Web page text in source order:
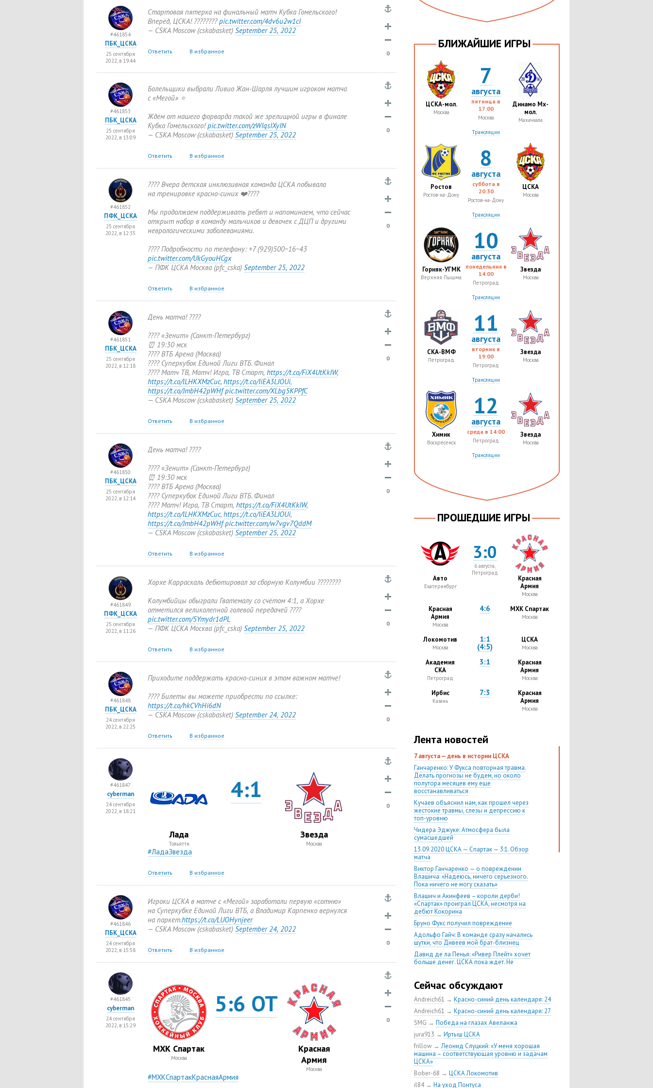
Стартовая пятерка на финальный матч Кубка Гомельского!
Вперёд, ЦСКА! ????????pic.twitter.com/4dv6u2w1cI
— CSKA Moscow (cskabasket) September 25, 2022
Ответить В избранное
#461854
ПБК_ЦСКА
25 сентября
2022, в 19:44
0
Болельщики выбрали Ливио Жан-Шарля лучшим игроком матча
с «Мегой» ⭐️
Ждём от нашего форварда такой же зрелищной игры в финале
Кубка Гомельского!pic.twitter.com/zWIqsIXyIN
— CSKA Moscow (cskabasket) September 25, 2022
Ответить В избранное
#461853
ПБК_ЦСКА
25 сентября
2022, в 13:09
0
???? Вчера детская инклюзивная команда ЦСКА побывала
на тренировке красно-синих ❤️????
Мы продолжаем поддерживать ребят и напоминаем, что сейчас
открыт набор в команду мальчиков и девочек с ДЦП и другими
неврологическими заболеваниями.
???? Подробности по телефону: +7 (929)500−16−43
pic.twitter.com/UkGyouHCgx
— ПФК ЦСКА Москва (pfc_cska) September 25, 2022
Ответить В избранное
#461852
ПФК_ЦСКА
25 сентября
2022, в 12:35
0
День матча! ????
???? «Зенит» (Санкт-Петербург)
⏰ 19:30 мск
???? ВТБ Арена (Москва)
???? Суперкубок Единой Лиги ВТБ. Финал
???? Матч ТВ, Матч! Игра, ТВ Старт, https://t.co/FiX4UtKkIW,
https://t.co/lLHKXMzCuc, https://t.co/IiEA3LJOUi,
https://t.co/JmbH42pWHf pic.twitter.com/XLbg5KPPfC
— CSKA Moscow (cskabasket) September 25, 2022
Ответить В избранное
#461851
ПБК_ЦСКА
25 сентября
2022, в 12:18
0
День матча! ????
???? «Зенит» (Санкт-Петербург)
⏰ 19:30 мск
???? ВТБ Арена (Москва)
???? Суперкубок Единой Лиги ВТБ. Финал
???? Матч! Игра, ТВ Старт, https://t.co/FiX4UtKkIW,
https://t.co/lLHKXMzCuc, https://t.co/IiEA3LJOUi,
https://t.co/JmbH42pWHf pic.twitter.com/w7vgv7QddM
— CSKA Moscow (cskabasket) September 25, 2022
Ответить В избранное
#461850
ПБК_ЦСКА
25 сентября
2022, в 12:14
0
Хорхе Карраскаль дебютировал за сборную Колумбии ????????
Колумбийцы обыграли Гватемалу со счётом 4:1, а Хорхе
отметился великолепной голевой передачей ????
pic.twitter.com/5Ymydr1dPL
— ПФК ЦСКА Москва (pfc_cska) September 25, 2022
Ответить В избранное
#461849
ПФК_ЦСКА
25 сентября
2022, в 11:26
0
Приходите поддержать красно-синих в этом важном матче!
???? Билеты вы можете приобрести по ссылке:
https://t.co/hkCVhHi6dN
— CSKA Moscow (cskabasket) September 24, 2022
Ответить В избранное
#461848
ПБК_ЦСКА
24 сентября
2022, в 22:25
0
Лада
Тольятти
4:1
Звезда
Москва
#ЛадаЗвезда
Ответить В избранное
#461847
cyberman
24 сентября
2022, в 18:21
0
Игроки ЦСКА в матче с «Мегой» заработали первую «сотню»
на Суперкубке Единой Лиги ВТБ, а Владимир Карпенко вернулся
на паркет.https://t.co/LUOHynjeer
— CSKA Moscow (cskabasket) September 24, 2022
Ответить В избранное
#461846
ПБК_ЦСКА
24 сентября
2022, в 15:58
0
МХК Спартак
Москва
5:6 ОТ
Красная
Армия
Москва
#МХКСпартакКраснаяАрмия
#461845
cyberman
24 сентября
2022, в 15:29
0
БЛИЖАЙШИЕ ИГРЫ
ЦСКА-мол.
Москва
7
августа
пятница в
17:00
Москва
Трансляции
Динамо Мх-
мол.
Махачкала
Ростов
Ростов-на-Дону
8
августа
суббота в
20:30
Ростов-на-Дону
Трансляции
ЦСКА
Москва
Горняк-УГМК
Верхняя Пышма
10
августа
понедельник в
14:00
Петроград
Трансляции
Звезда
Москва
СКА-ВМФ
Петроград
11
августа
вторник в
19:00
Петроград
Трансляции
Звезда
Москва
Химик
Воскресенск
12
августа
среда в 14:00
Петроград
Трансляции
Звезда
Москва
ПРОШЕДШИЕ ИГРЫ
Авто
Екатеринбург
3:0
6 августа,
Петроград
Красная
Армия
Москва
Красная
Армия
Москва
4:6 МХК Спартак
Москва
Локомотив
Москва
1:1
(4:5)
ЦСКА
Москва
Академия
СКА
Петроград
3:1
Красная
Армия
Москва
Ирбис
Казань
7:3
Красная
Армия
Москва
Лента новостей
7 августа — день в истории ЦСКА
Ганчаренко: У Фукса повторная травма.
Делать прогнозы не будем, но около
полутора месяцев ему еще
восстанавливаться
Кучаев объяснил нам, как прошел через
жестокие травмы, слезы и депрессию к
топ-уровню
Чидера Эджуке: Атмосфера была
сумасшедшей
13.09.2020 ЦСКА — Спартак — 3:1. Обзор
матча
Виктор Ганчаренко — о повреждении
Влашича: «Надеюсь, ничего серьезного.
Пока ничего не могу сказать»
Влашич и Акинфеев – короли дерби!
«Спартак» проиграл ЦСКА, несмотря на
дебют Кокорина
Бруно Фукс получил повреждение
Адольфо Гайч: В команде сразу начались
шутки, что Дивеев мой брат-близнец
Давид де ла Пенья: «Ривер Плейт» хочет
больше денег. ЦСКА пока ждет. Не
08.08.2020 Химки — ЦСКА — 0:2. Обзор
матча
Первый матч сезона в РПЛ —
увереннейшая победа ЦСКА. Гончаренко
выпустил 11 россиян в старте
Ганчаренко — о Гайче: «Если покупаем за
большие деньги, значит, рассчитываем как
на основного форварда»
Ганчаренко: «Влашича сложно заменить,
но Кучаеву и Дзагоеву сегодня это
удалось»
Константин Кучаев: «Гол забивает
Сейчас обсуждают
Andreich61 → Красно-синий день календаря: 24
Andreich61 → Красно-синий день календаря: 27
SMG → Победа на глазах Авеланжа
jura913 → Иртыш ЦСКА
frillow →Леонид Слуцкий: «У меня хорошая
машина – соответствующая уровню и задачам
ЦСКА»
Bober-68 → ЦСКА Локомотив
il84→ На уход Понтуса